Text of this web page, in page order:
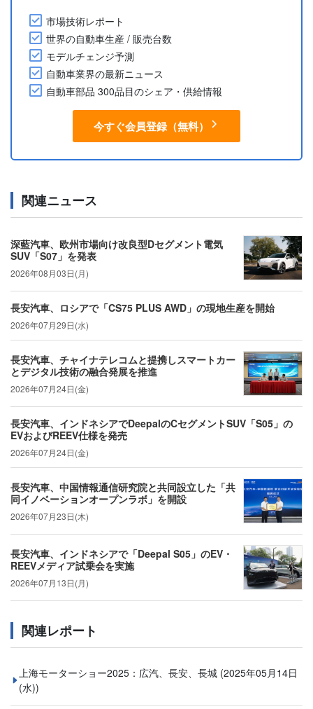
市場技術レポート
世界の自動車生産 / 販売台数
モデルチェンジ予測
自動車業界の最新ニュース
自動車部品 300品目のシェア・供給情報
今すぐ会員登録（無料）
関連ニュース
深藍汽車、欧州市場向け改良型Dセグメント電気
SUV「S07」を発表
2026年08月03日(月)
長安汽車、ロシアで「CS75 PLUS AWD」の現地生産を開始
2026年07月29日(水)
長安汽車、チャイナテレコムと提携しスマートカー
とデジタル技術の融合発展を推進
2026年07月24日(金)
長安汽車、インドネシアでDeepalのCセグメントSUV「S05」の
EVおよびREEV仕様を発売
2026年07月24日(金)
長安汽車、中国情報通信研究院と共同設立した「共
同イノベーションオープンラボ」を開設
2026年07月23日(木)
長安汽車、インドネシアで「Deepal S05」のEV・
REEVメディア試乗会を実施
2026年07月13日(月)
関連レポート
上海モーターショー2025：広汽、長安、長城 (2025年05月14日
(水))